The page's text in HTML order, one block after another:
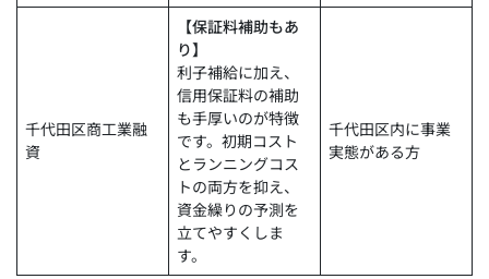
千代田区商工業融
資
【保証料補助もあ
り】
利子補給に加え、
信用保証料の補助
も手厚いのが特徴
です。初期コスト
とランニングコス
トの両方を抑え、
資金繰りの予測を
立てやすくしま
す。
千代田区内に事業
実態がある方